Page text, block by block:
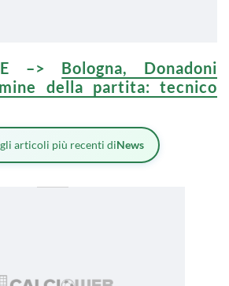
–> Bologna, Donadoni
della partita: tecnico
gli articoli più recenti diNews